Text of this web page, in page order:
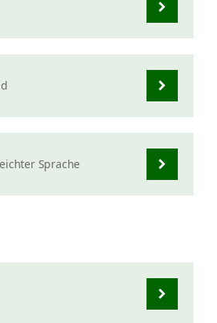
Sprache